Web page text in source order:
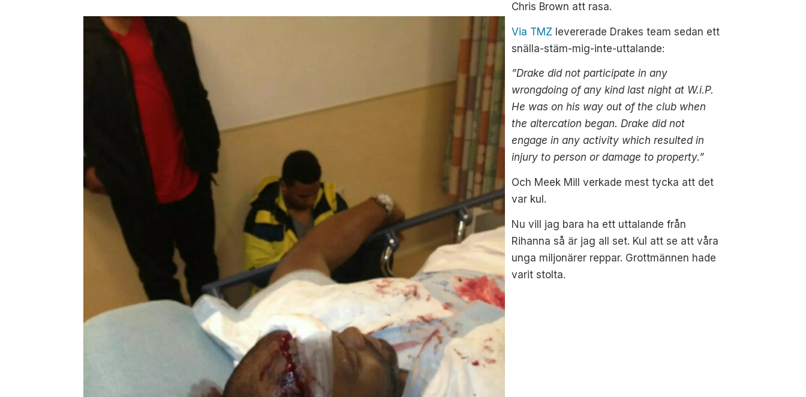
Chris Brown att rasa.
Via TMZ levererade Drakes team sedan ett
snälla-stäm-mig-inte-uttalande:
”Drake did not participate in any
wrongdoing of any kind last night at W.i.P.
He was on his way out of the club when
the altercation began. Drake did not
engage in any activity which resulted in
injury to person or damage to property.”
Och Meek Mill verkade mest tycka att det
var kul.
Nu vill jag bara ha ett uttalande från
Rihanna så är jag all set. Kul att se att våra
unga miljonärer reppar. Grottmännen hade
varit stolta.